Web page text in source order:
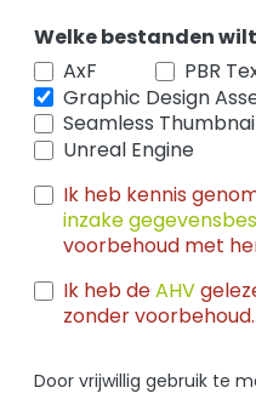
Welke bestanden
AxF
PBR
Graphic Design
Seamless
Unreal Engine
Ik heb kennis
inzake
voorbehoud met
Ik heb deAHV
zonder voorbehoud.
Door vrijwillig gebruik te